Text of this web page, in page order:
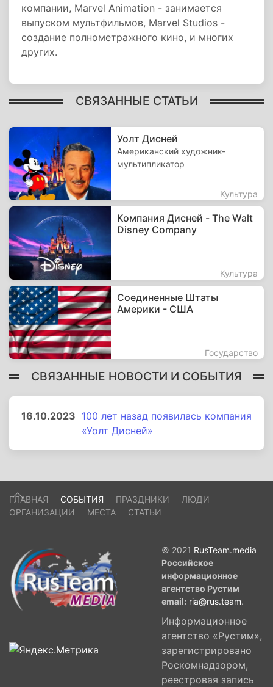
компании, Marvel Animation - занимается
выпуском мультфильмов, Marvel Studios -
создание полнометражного кино, и многих
других.
СВЯЗАННЫЕ СТАТЬИ
Уолт Дисней
Американский художник-
мультипликатор
Культура
Компания Дисней - The Walt
Disney Company
Культура
Соединенные Штаты
Америки - США
Государство
СВЯЗАННЫЕ НОВОСТИ И СОБЫТИЯ
16.10.2023 100 лет назад появилась компания
«Уолт Дисней»
ГЛАВНАЯ СОБЫТИЯ ПРАЗДНИКИ
ЛЮДИ
ОРГАНИЗАЦИИ
МЕСТА СТАТЬИ
© 2021 RusTeam.media
Российское
информационное
агентство Рустим
email: ria@rus.team.
Информационное
агентство «Рустим»,
зарегистрировано
Роскомнадзором,
реестровая запись